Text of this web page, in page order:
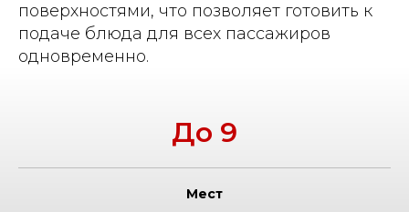
поверхностями, что позволяет готовить к
подаче блюда для всех пассажиров
одновременно.
До 9
Мест